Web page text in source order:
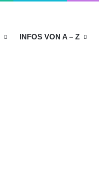
INFOS VON A – Z